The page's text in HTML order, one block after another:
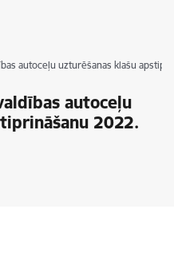
autoceļu uzturēšanas klašu
autoceļu
2022.